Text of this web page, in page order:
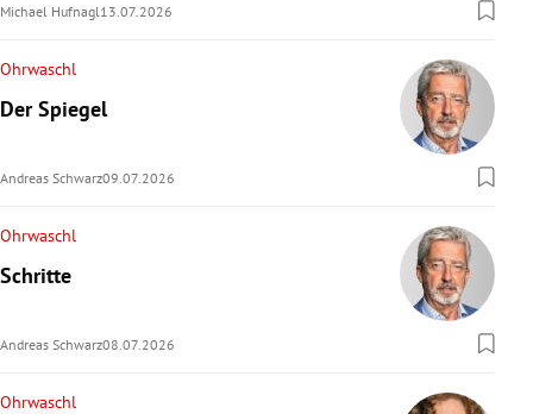
Michael Hufnagl 13.07.2026
Ohrwaschl
Der Spiegel
Andreas Schwarz09.07.2026
Ohrwaschl
Schritte
Andreas Schwarz08.07.2026
Ohrwaschl